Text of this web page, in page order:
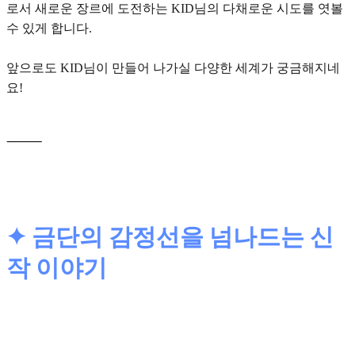
로서 새로운 장르에 도전하는 KID님의 다채로운 시도를 엿볼
수 있게 합니다.
앞으로도 KID님이 만들어 나가실 다양한 세계가 궁금해지네
요!
⸻
✦ 금단의 감정선을 넘나드는 신
작 이야기